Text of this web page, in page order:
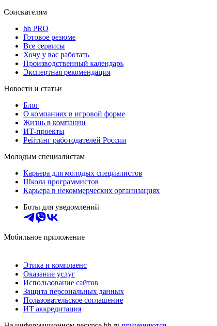
Соискателям
hh PRO
Готовое резюме
Все сервисы
Хочу у вас работать
Производственный календарь
Экспертная рекомендация
Новости и статьи
Блог
О компаниях в игровой форме
Жизнь в компании
ИТ-проекты
Рейтинг работодателей России
Молодым специалистам
Карьера для молодых специалистов
Школа программистов
Карьера в некоммерческих организациях
Боты для уведомлений
Мобильное приложение
Этика и комплаенс
Оказание услуг
Использование сайтов
Защита персональных данных
Пользовательское соглашение
ИТ аккредитация